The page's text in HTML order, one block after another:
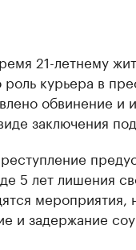
21-летнему
курьера в
обвинение и
заключения
5 лет лишения
мероприятия,
и задержание